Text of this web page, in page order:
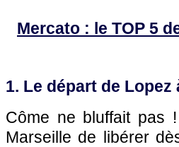
Mercato : le TOP 5
1. Le départ de Lopez
Côme ne bluffait pas
Marseille de libérer